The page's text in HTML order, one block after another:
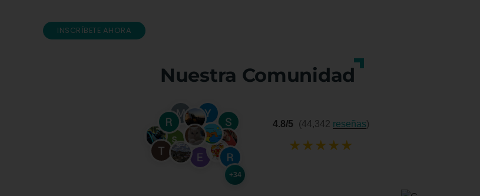
INSCRÍBETE AHORA
Nuestra Comunidad
+34
4.8/5 (44,342 reseñas)
★★★★★